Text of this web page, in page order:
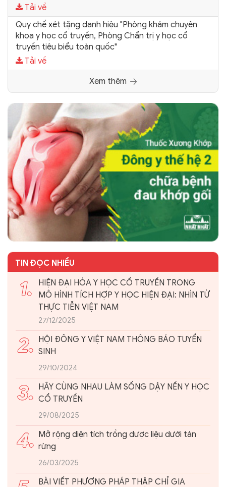
Tải về
Quy chế xét tặng danh hiệu "Phòng khám chuyên
khoa y học cổ truyền, Phòng Chẩn trị y học cổ
truyền tiêu biểu toàn quốc"
Tải về
Xem thêm
TIN ĐỌC NHIỀU
1.
HIỆN ĐẠI HÓA Y HỌC CỔ TRUYỀN TRONG
MÔ HÌNH TÍCH HỢP Y HỌC HIỆN ĐẠI: NHÌN TỪ
THỰC TIỄN VIỆT NAM
27/12/2025
2. HỘI ĐÔNG Y VIỆT NAM THÔNG BÁO TUYỂN
SINH
29/10/2024
3. HÃY CÙNG NHAU LÀM SỐNG DẬY NỀN Y HỌC
CỔ TRUYỀN
29/08/2025
4. Mở rộng diện tích trồng dược liệu dưới tán
rừng
26/03/2025
BÀI VIẾT PHƯƠNG PHÁP THẬP CHỈ GIA